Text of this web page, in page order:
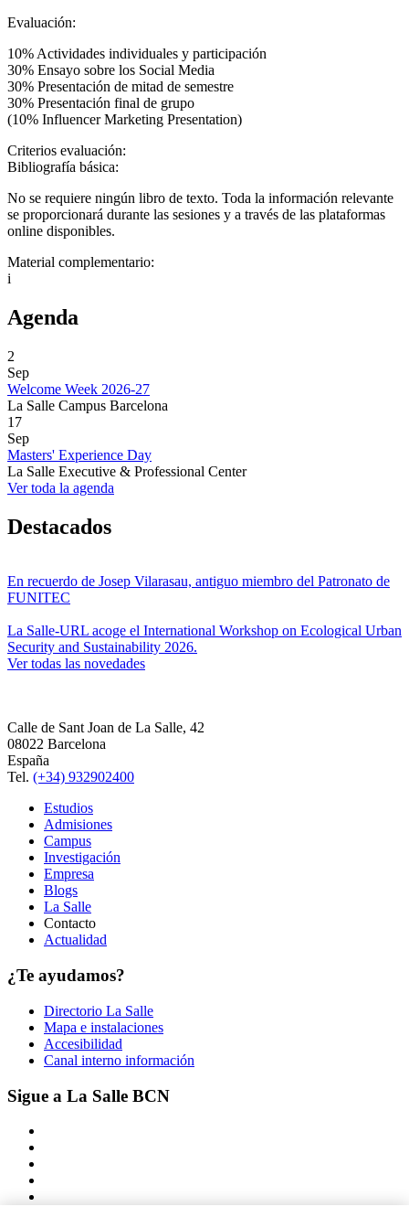
Evaluación:
10% Actividades individuales y participación
30% Ensayo sobre los Social Media
30% Presentación de mitad de semestre
30% Presentación final de grupo
(10% Influencer Marketing Presentation)
Criterios evaluación:
Bibliografía básica:
No se requiere ningún libro de texto. Toda la información relevante
se proporcionará durante las sesiones y a través de las plataformas
online disponibles.
Material complementario:
i
Agenda
2
Sep
Welcome Week 2026-27
La Salle Campus Barcelona
17
Sep
Masters' Experience Day
La Salle Executive & Professional Center
Ver toda la agenda
Destacados
En recuerdo de Josep Vilarasau, antiguo miembro del Patronato de
FUNITEC
La Salle-URL acoge el International Workshop on Ecological Urban
Security and Sustainability 2026.
Ver todas las novedades
Calle de Sant Joan de La Salle, 42
08022 Barcelona
España
Tel. (+34) 932902400
Estudios
Admisiones
Campus
Investigación
Empresa
Blogs
La Salle
Contacto
Actualidad
¿Te ayudamos?
Directorio La Salle
Mapa e instalaciones
Accesibilidad
Canal interno información
Sigue a La Salle BCN